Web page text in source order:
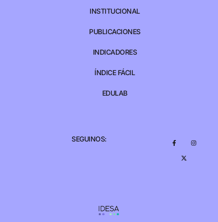
INSTITUCIONAL
PUBLICACIONES
INDICADORES
ÍNDICE FÁCIL
EDULAB
SEGUINOS: